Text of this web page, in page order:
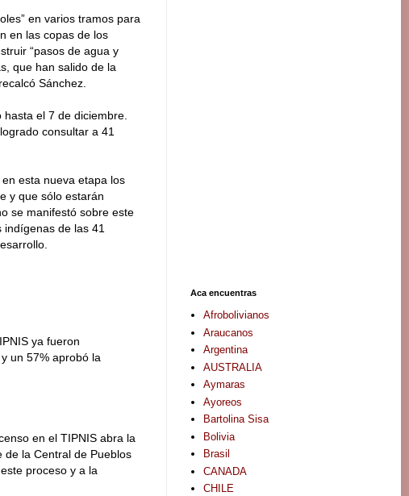
en varios tramos para
en las copas de los
“pasos de agua y
que han salido de la
Sánchez.
hasta el 7 de diciembre.
consultar a 41
esta nueva etapa los
y que sólo estarán
se manifestó sobre este
indígenas de las 41
ya fueron
un 57% aprobó la
en el TIPNIS abra la
de la Central de Pueblos
proceso y a la
Aca encuentras
Afrobolivianos
Araucanos
Argentina
AUSTRALIA
Aymaras
Ayoreos
Bartolina Sisa
Bolivia
Brasil
CANADA
CHILE